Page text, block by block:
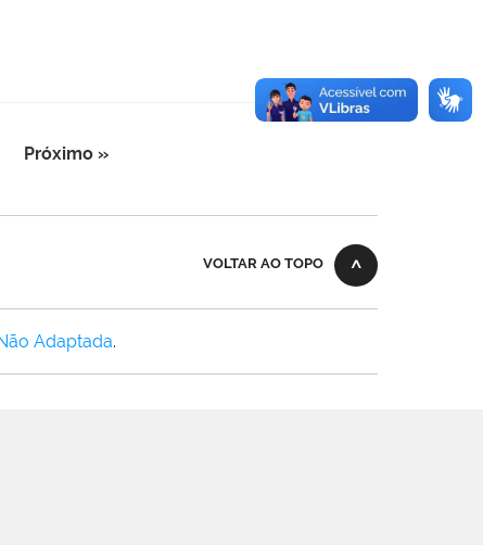
Próximo »
VOLTAR AO TOPO
Adaptada.